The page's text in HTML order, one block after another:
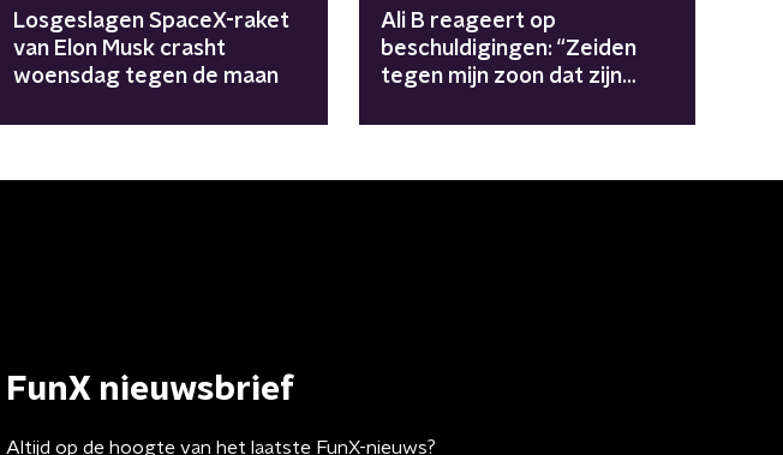
Losgeslagen SpaceX-raket
van Elon Musk crasht
woensdag tegen de maan
Ali B reageert op
beschuldigingen: “Zeiden
tegen mijn zoon dat zijn
moet"
FunX nieuwsbrief
Altijd op de hoogte van het laatste FunX-nieuws?